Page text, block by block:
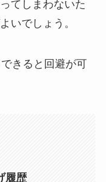
てしまわないた
いでしょう。
きると回避が可
履歴